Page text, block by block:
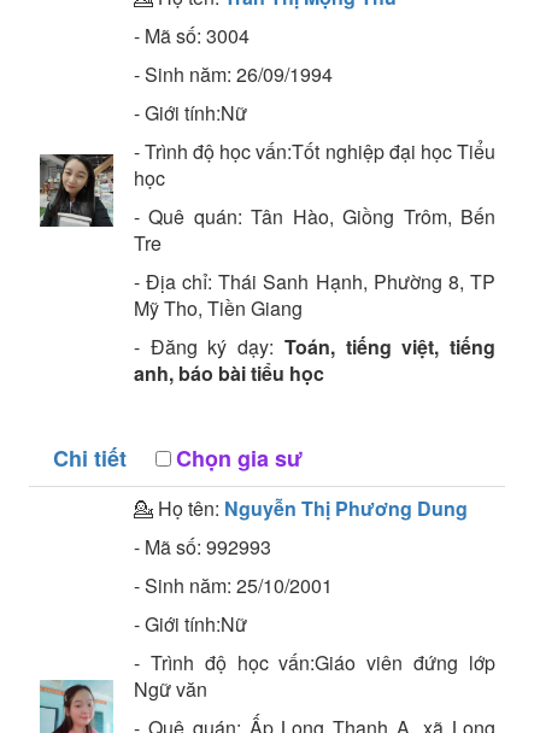
- Mã số: 3004
- Sinh năm: 26/09/1994
- Giới tính:Nữ
- Trình độ học vấn:Tốt nghiệp đại họcTiểu
học
- Quê quán:Tân Hào, Giồng Trôm, Bến
Tre
- Địa chỉ:Thái Sanh Hạnh, Phường 8, TP
Mỹ Tho, Tiền Giang
- Đăng ký dạy: Toán, tiếng việt, tiếng
anh, báo bài tiểu học
Chi tiết Chọn gia sư
💁 Họ tên: Nguyễn Thị Phương Dung
- Mã số: 992993
- Sinh năm: 25/10/2001
- Giới tính:Nữ
- Trình độ học vấn:Giáo viên đứng lớp
Ngữ văn
- Quê quán: Ấp Long Thạnh A, xã Long